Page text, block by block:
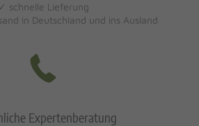
✓ schnelle Lieferung
in Deutschland und ins Ausland
Expertenberatung